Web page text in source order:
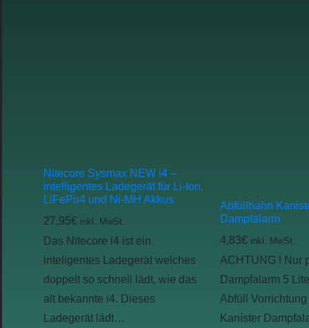
Nitecore Sysmax NEW i4 –
intelligentes Ladegerät für Li-Ion,
LiFePo4 und Ni-MH Akkus
27,95€ inkl. MwSt.
Das Nitecore i4 ist ein
inteligentes Ladegerät welches
doppelt so schnell lädt, wie das
alt bekannte i4. Dieses
Ladegerät lädt…
Abfüllhahn
Dampfalarm
4,83€ inkl. MwSt.
ACHTUNG ! Nur
Dampfalarm 5
Abfüll Vorrichtung
Kaníster